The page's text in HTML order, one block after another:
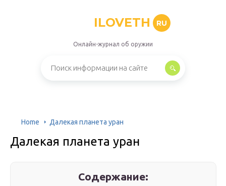
ILOVETH RU
Онлайн-журнал об оружии
Home Далекая планета уран
Далекая планета уран
Содержание: